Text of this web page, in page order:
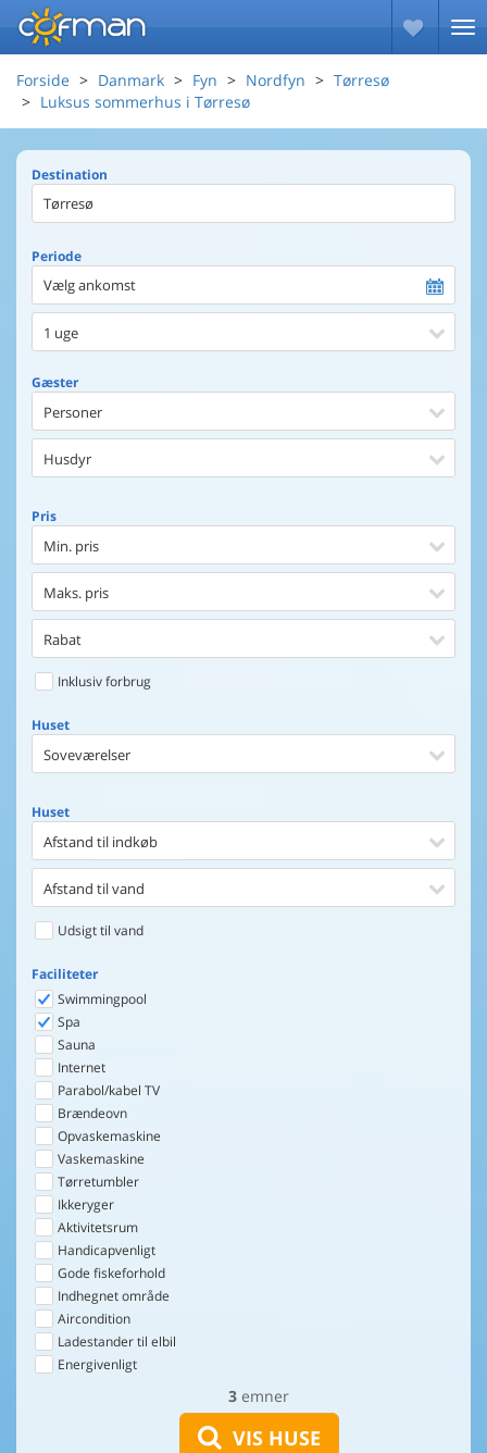
Forside Danmark Fyn Nordfyn
Tørresø
Luksus sommerhus i Tørresø
Destination
Periode
Vælg ankomst
1 uge
Gæster
Personer
Husdyr
Pris
Min. pris
Maks. pris
Rabat
Inklusiv forbrug
Huset
Soveværelser
3 emner
VIS HUSE
Huset
Afstand til indkøb
Afstand til vand
Udsigt til vand
Faciliteter
Swimmingpool
Spa
Sauna
Internet
Parabol/kabel TV
Brændeovn
Opvaskemaskine
Vaskemaskine
Tørretumbler
Ikkeryger
Aktivitetsrum
Handicapvenligt
Gode fiskeforhold
Indhegnet område
Aircondition
Ladestander til elbil
Energivenligt